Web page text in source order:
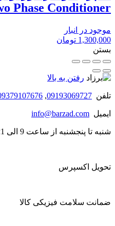
Phase Conditioner
موجود در انبار
1,300,000 تومان
بستن
رفتن به بالا
تلفن 09193069727
,
ایمیل info@barzad.com
شنبه تا پنجشنبه از ساعت 9 الی 21 پاسخگوی شما هستیم.
تحویل اکسپرس
ضمانت سلامت فیزیکی کالا